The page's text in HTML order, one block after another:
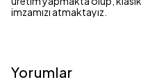
imzamızı atmaktayız.
Yorumlar